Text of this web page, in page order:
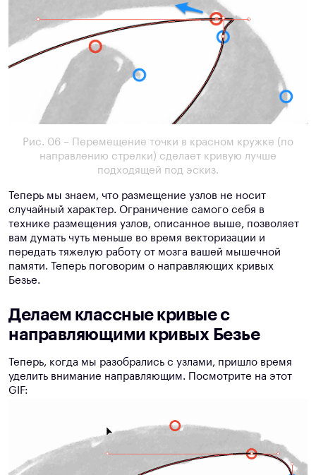
Рис. 06 – Перемещение точки в красном кружке (по
направлению стрелки) сделает кривую лучше
подходящей под эскиз.
Теперь мы знаем, что размещение узлов не носит
случайный характер. Ограничение самого себя в
технике размещения узлов, описанное выше, позволяет
вам думать чуть меньше во время векторизации и
передать тяжелую работу от мозга вашей мышечной
памяти. Теперь поговорим о направляющих кривых
Безье.
Делаем классные кривые с
направляющими кривых Безье
Теперь, когда мы разобрались с узлами, пришло время
уделить внимание направляющим. Посмотрите на этот
GIF: